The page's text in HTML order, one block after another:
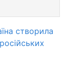
створила